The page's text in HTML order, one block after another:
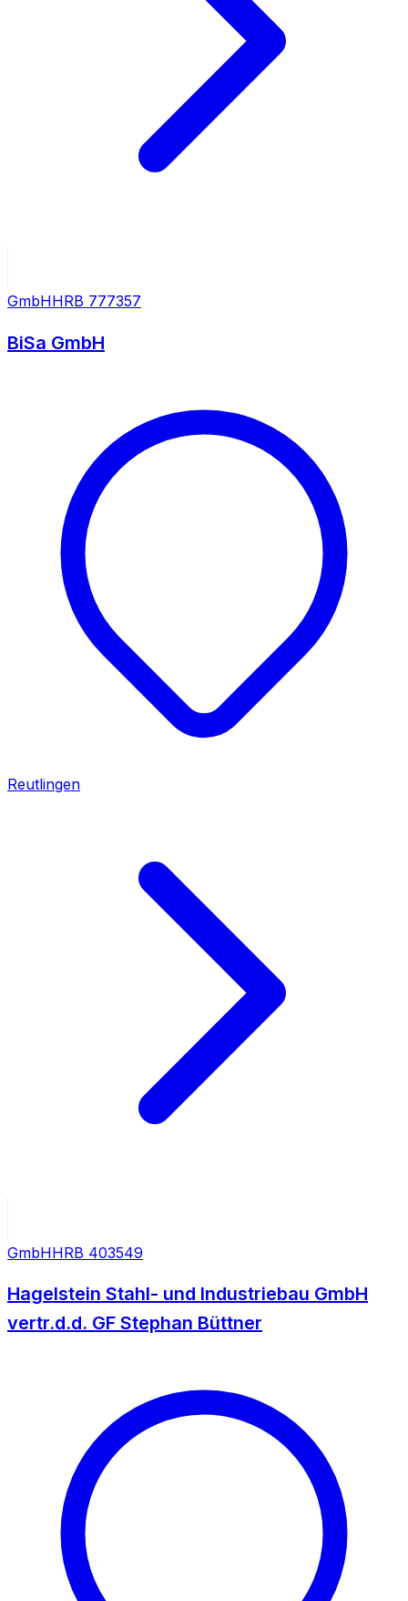
GmbHHRB 777357
BiSa GmbH
Reutlingen
GmbHHRB 403549
Hagelstein Stahl- und Industriebau GmbH
vertr.d.d. GF Stephan Büttner